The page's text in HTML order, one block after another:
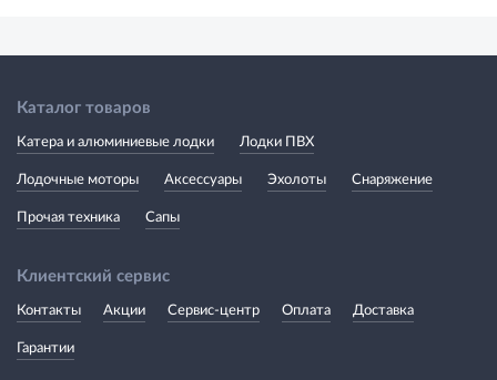
Каталог товаров
Катера и алюминиевые лодки Лодки ПВХ
Лодочные моторы Аксессуары Эхолоты Снаряжение
Прочая техника Сапы
Клиентский сервис
Контакты Акции Сервис-центр Оплата Доставка
Гарантии